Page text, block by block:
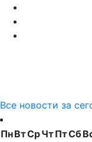
Все новости за
ПнВтСрЧтПтСб